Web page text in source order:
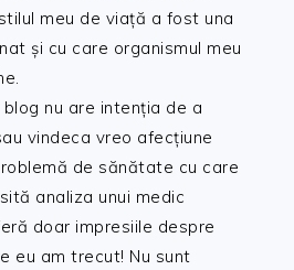
meu de viață a fost una
și cu care organismul meu
nu are intenția de a
vindeca vreo afecțiune
de sănătate cu care
analiza unui medic
doar impresiile despre
eu am trecut! Nu sunt